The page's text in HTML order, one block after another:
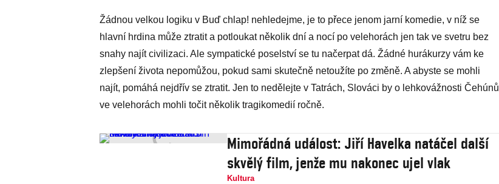
Žádnou velkou logiku v Buď chlap! nehledejme, je to přece jenom jarní komedie, v níž se
hlavní hrdina může ztratit a potloukat několik dní a nocí po velehorách jen tak ve svetru bez
snahy najít civilizaci. Ale sympatické poselství se tu načerpat dá. Žádné hurákurzy vám ke
zlepšení života nepomůžou, pokud sami skutečně netoužíte po změně. A abyste se mohli
najít, pomáhá nejdřív se ztratit. Jen to nedělejte v Tatrách, Slováci by o lehkovážnosti Čehúnů
ve velehorách mohli točit několik tragikomedií ročně.
Mimořádná událost: Jiří Havelka natáčel další
skvělý film, jenže mu nakonec ujel vlak
Kultura